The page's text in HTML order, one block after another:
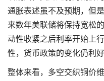
通胀表述虽不及预期，但
来数年美联储将保持宽松
动性收紧之后利率开始上
性，货币政策的变化仍利好
整体来看，多空交织铜价